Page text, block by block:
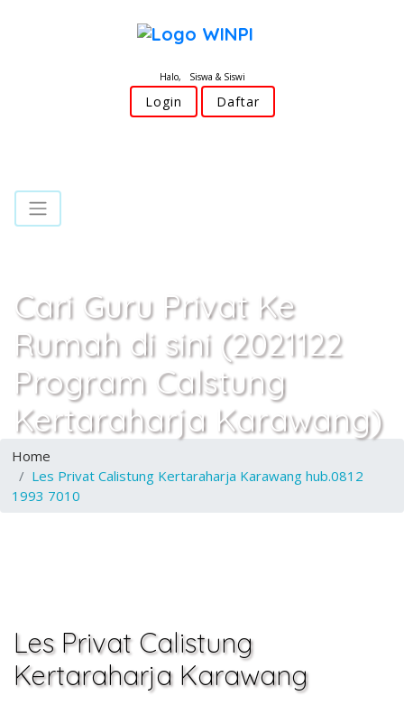
Halo, Siswa & Siswi
Login Daftar
Cari Guru Privat Ke
Rumah di sini (2021122
Program Calstung
Kertaraharja Karawang)
Home
Les Privat Calistung Kertaraharja Karawang hub.0812
1993 7010
Les Privat Calistung
Kertaraharja Karawang